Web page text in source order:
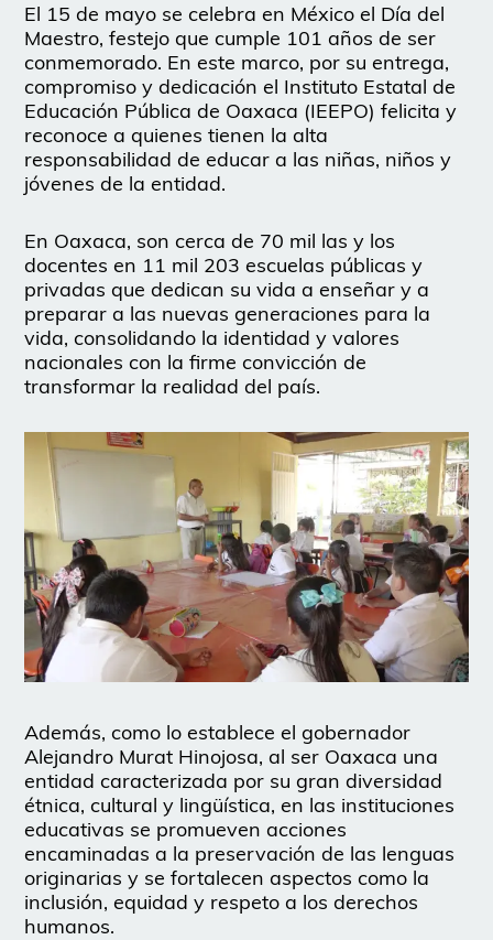
El 15 de mayo se celebra en México el Día del
Maestro, festejo que cumple 101 años de ser
conmemorado. En este marco, por su entrega,
compromiso y dedicación el Instituto Estatal de
Educación Pública de Oaxaca (IEEPO) felicita y
reconoce a quienes tienen la alta
responsabilidad de educar a las niñas, niños y
jóvenes de la entidad.
En Oaxaca, son cerca de 70 mil las y los
docentes en 11 mil 203 escuelas públicas y
privadas que dedican su vida a enseñar y a
preparar a las nuevas generaciones para la
vida, consolidando la identidad y valores
nacionales con la firme convicción de
transformar la realidad del país.
Además, como lo establece el gobernador
Alejandro Murat Hinojosa, al ser Oaxaca una
entidad caracterizada por su gran diversidad
étnica, cultural y lingüística, en las instituciones
educativas se promueven acciones
encaminadas a la preservación de las lenguas
originarias y se fortalecen aspectos como la
inclusión, equidad y respeto a los derechos
humanos.